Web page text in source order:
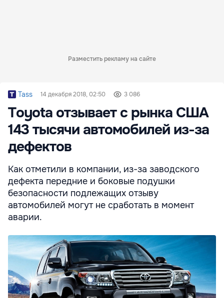
Разместить рекламу на сайте
Tass 14 декабря 2018, 02:50 3 086
Toyota отзывает с рынка США
143 тысячи автомобилей из-за
дефектов
Как отметили в компании, из-за заводского
дефекта передние и боковые подушки
безопасности подлежащих отзыву
автомобилей могут не сработать в момент
аварии.